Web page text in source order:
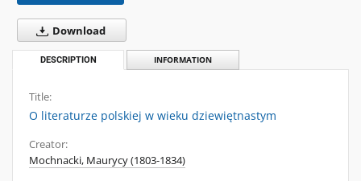
Download
DESCRIPTION INFORMATION
Title:
O literaturze polskiej w wieku dziewiętnastym
Creator:
Mochnacki, Maurycy (1803-1834)